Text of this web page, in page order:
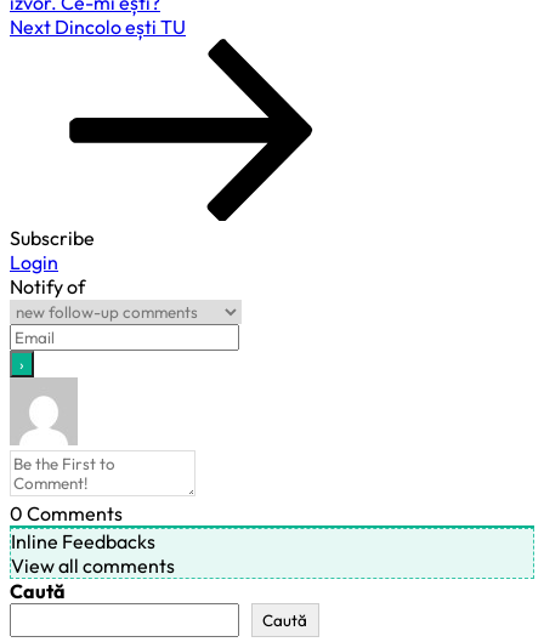
Next
Next Dincolo ești TU
Subscribe
Login
Notify of
0 Comments
Inline Feedbacks
View all comments
Caută
Caută